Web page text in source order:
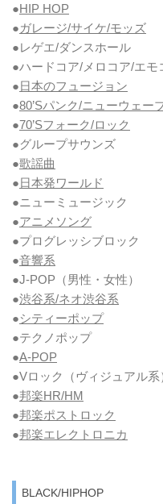
●HIP HOP
●ガレージ/サイケ/モッズ
●レゲエ/ダンスホール
●ハードコア/メロコア/エモ
●日本のフュージョン
●80’Sパンク/ニューウェー
●70’Sフォーク/ロック
●グループサウンズ
●歌謡曲
●日本発ワールド
●ニューミュージック
●アニメソング
●プログレッシブロック
●音響系
●J-POP（男性・女性）
●渋谷系/ネオ渋谷系
●シティーポップ
●テクノポップ
●A-POP
●Vロック
（ヴィジュアル系
●邦楽HR/HM
●邦楽ポストロック
●邦楽エレクトロニカ
BLACK/HIPHOP